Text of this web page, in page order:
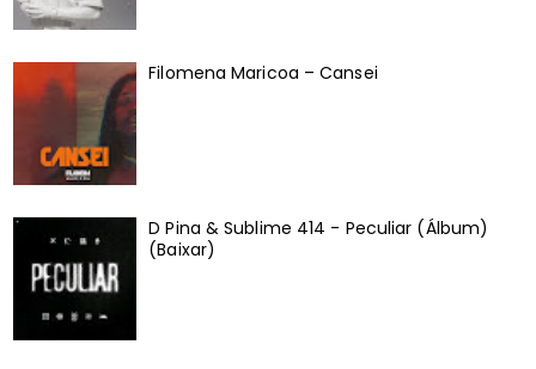
Filomena Maricoa – Cansei
D Pina & Sublime 414 - Peculiar (Álbum)
(Baixar)